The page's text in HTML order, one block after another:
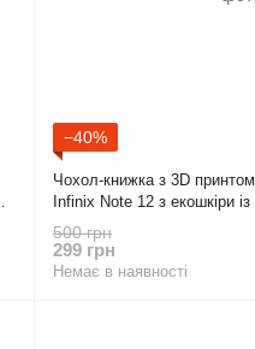
−40%
Чохол-книжка з 3D
Infinix Note 12 з екошкіри із
бордова gd2
500 грн
299 грн
Немає в наявності